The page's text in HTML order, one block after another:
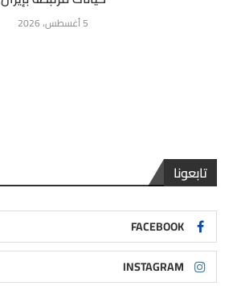
5 أغسطس، 2026
تابعونا
FACEBOOK
INSTAGRAM